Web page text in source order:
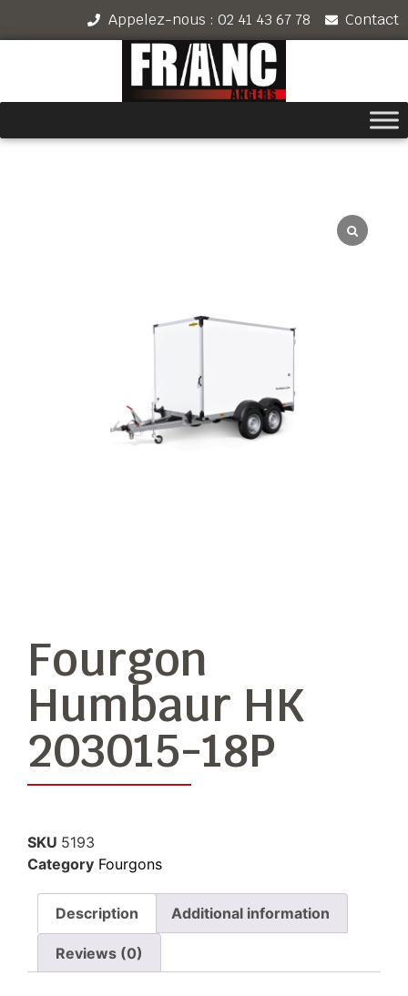
Appelez-nous : 02 41 43 67 78 Contact
Fourgon
Humbaur HK
203015-18P
SKU 5193
Category Fourgons
Description Additional information
Reviews (0)